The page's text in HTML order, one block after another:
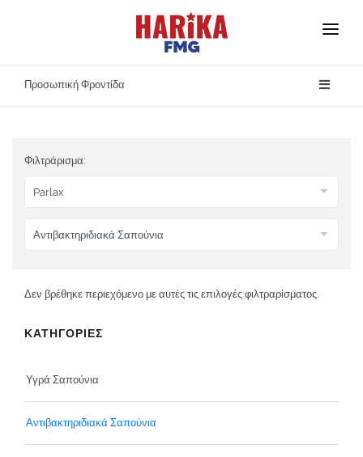
Αρχική
Ασφάλεια Προϊόντων
Επικοινωνία
Προσωπική Φροντίδα
Φιλτράρισμα:
Δεν βρέθηκε περιεχόμενο με αυτές τις επιλογές φιλτραρίσματος.
ΚΑΤΗΓΟΡΙΕΣ
Υγρά Σαπούνια
Αντιβακτηριδιακά Σαπούνια